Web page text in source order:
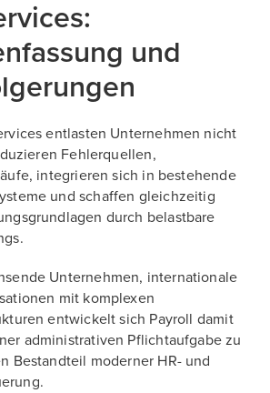
und
entlasten Unternehmen nicht
Fehlerquellen,
integrieren sich in bestehende
und schaffen gleichzeitig
durch belastbare
Unternehmen, internationale
mit komplexen
entwickelt sich Payroll damit
administrativen Pflichtaufgabe zu
Bestandteil moderner HR- und